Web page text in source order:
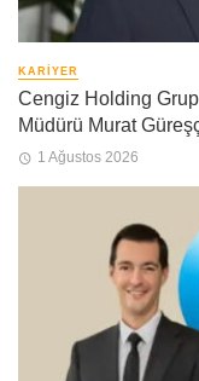
KARIYER
Cengiz Holding
Müdürü Murat
1 Ağustos 2026